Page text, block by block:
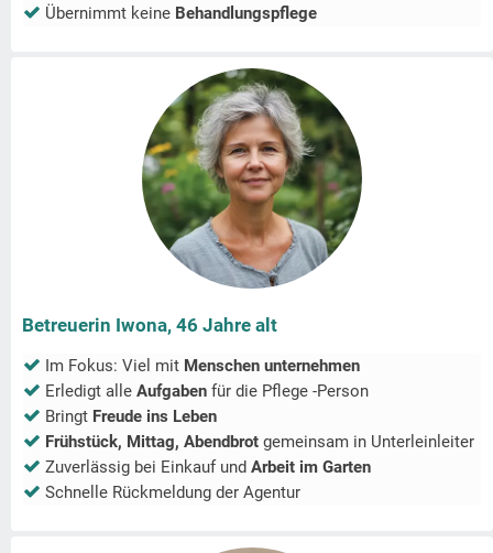
Übernimmt keine Behandlungspflege
Betreuerin Iwona, 46 Jahre alt
Im Fokus: Viel mit Menschen unternehmen
Erledigt alle Aufgaben für die Pflege -Person
Bringt Freude ins Leben
Frühstück, Mittag, Abendbrot gemeinsam in Unterleinleiter
Zuverlässig bei Einkauf und Arbeit im Garten
Schnelle Rückmeldung der Agentur